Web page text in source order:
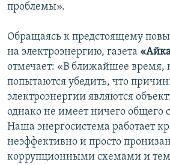
проблемы».
Обращаясь к предстоящему
на электроэнергию, газета
отмечает: «В ближайшее время,
попытаются убедить, что
электроэнергии являются
однако не имеет ничего общего
Наша энергосистема работает
неэффективно и просто
коррупционными схемами и